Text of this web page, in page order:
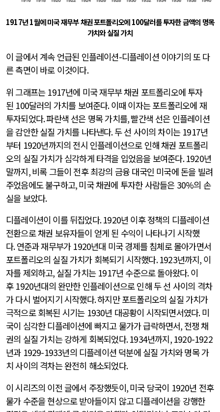
1917년1월에 미국 재무부 채권 포트폴리오에100달러를 투자한 금액의 명목
가치와 실질 가치
이 글에서 계속 언급된 인플레이션-디플레이션 이야기의 또 다
른 측면이 바로 이것이다.
위 그래프는 1917년에 미국 재무부 채권 포트폴리오에 투자
된 100달러의 가치를 보여준다.이때 이자는 포트폴리오에 재
투자되었다.파란색 선은 명목 가치를,빨간색 선은 인플레이션
을 감안한 실질 가치를 나타낸다.두 선 사이의 차이는 1917년
부터 1920년까지의 전시 인플레이션으로 인해 채권 포트폴리
오의 실질 가치가 심각하게 타격을 입었음을 보여준다. 1920년
말까지,비록 그들이 전후 최강의 금융 대국인 미국에 돈을 빌려
주었음에도 불구하고,미국 채권에 투자한 사람들은 30%의 손
실을 보았다.
디플레이션이 이를 뒤집었다. 1920년 이후 정책의 디플레이션
전환으로 채권 보유자들이 얻게 된 수익이 나타나기 시작했
다.연준과 재무부가 1920년대 미국 경제를 침체로 몰아가면서
포트폴리오의 실질 가치가 회복되기 시작했다. 1923년까지, 이
자를 제외하고, 실질 가치는 1917년 수준으로 돌아왔다.이
후 1920년대의 완만한 인플레이션으로 인해 두 선 사이의 격차
가 다시 벌어지기 시작했다.하지만 포트폴리오의 실질 가치가
극적으로 회복된 시기는 1930년 대공황이 시작되면서였다.미
국이 심각한 디플레이션에 빠지고 물가가 급락하면서, 전쟁 채
권의 실질 가치는 강하게 회복되었다. 1934년까지, 1920-1922
년과 1929-1933년의 디플레이션 덕분에 실질 가치와 명목 가
치 사이의 격차는 완전히 해소되었다.
이 시리즈의 이전 글에서 주장했듯이,미국 당국이 1920년 전후
물가 수준을 현상으로 받아들이지 않고 디플레이션을 강행한